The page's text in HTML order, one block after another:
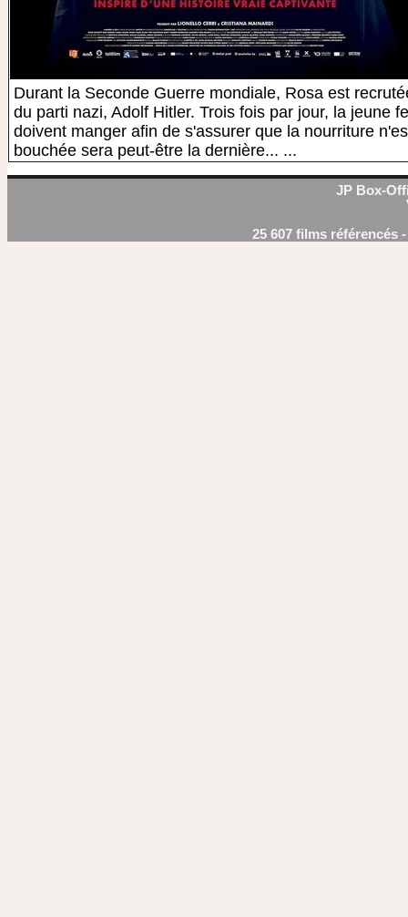
Durant la Seconde Guerre mondiale, Rosa est
du parti nazi, Adolf Hitler. Trois fois par jour, la jeune
doivent manger afin de s'assurer que la nourriture
bouchée sera peut-être la dernière... ...
JP Box-
25 607 films référencés